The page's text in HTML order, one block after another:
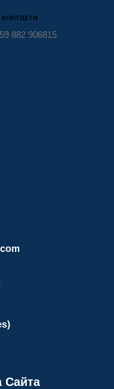
882 906815
Сайта